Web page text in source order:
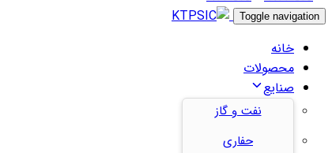
Toggle navigation
خانه
محصولات
صنایع
نفت و گاز
حفاری